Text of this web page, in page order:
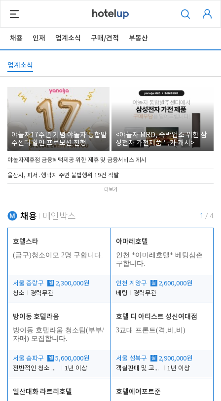
채용 인재 업계소식 구매/견적 부동산
업계소식
야놀자17주년 기념 야놀자 통합발
주센터 할인 프로모션 진행
<야놀자 MRO, 숙박업소 위한 삼
성전자 가전제품 특가 개시>
야놀자제휴점 금융혜택제공 위한 제휴 및 금융서비스 게시
울산시, 피서․행락지 주변 불법행위 19건 적발
더보기
채용 메인박스 1 / 4
호텔스타
(급구)청소이모 2명 구합니다.
서울 중랑구 월 2,300,000원
청소
경력무관
아마레호텔
인천 *아마레호텔* 베팅삼촌
구합니다.
인천 계양구 월 2,600,000원
베팅
경력무관
방이동 호텔라움
방이동 호텔라움 청소팀(부부/
자매) 모집합니다.
서울 송파구 월 5,600,000원
전반적인 청소 업무(객실청소.객실정리)
1년 이상
호텔 디 아티스트 성신여대점
3교대 프론트(격,비,비)
서울 성북구 월 2,900,000원
객실판매 및 고객응대
1년 이상
일산대화 라트리호텔 호텔에어포트준